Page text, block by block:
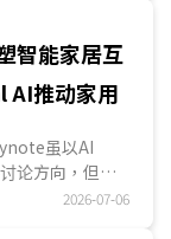
机会改善服务品
协助平臺创造其
智能家居互
推动家用
虽以AI
论方向，但从
浦(NXP)分别提
2026-07-06